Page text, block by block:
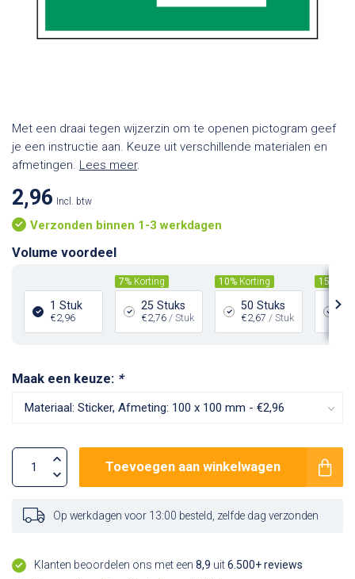
Met een draai tegen wijzerzin om te openen pictogram geef
je een instructie aan. Keuze uit verschillende materialen en
afmetingen. Lees meer.
2,96 Incl. btw
Verzonden binnen 1-3 werkdagen
Volume voordeel
1 Stuk
€2,96
7% Korting
25 Stuks
€2,76 / Stuk
10% Korting
50 Stuks
€2,67 / Stuk
15%
Maak een keuze: *
Toevoegen aan winkelwagen
Op werkdagen voor 13:00 besteld, zelfde dag verzonden
Klanten beoordelen ons met een 8,9 uit6.500+ reviews